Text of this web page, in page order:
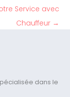
Service avec
Chauffeur →
dans le